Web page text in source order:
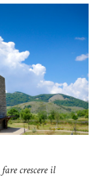
crescere il